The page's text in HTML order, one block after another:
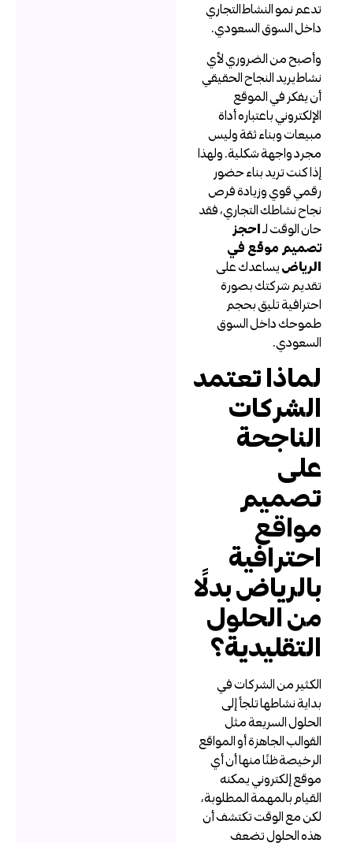
تدعم نمو النشاط التجاري
داخل السوق السعودي.
وأصبح من الضروري لأي
نشاط يريد النجاح الحقيقي
أن يفكر في الموقع
الإلكتروني باعتباره أداة
مبيعات وبناء ثقة وليس
مجرد واجهة شكلية. ولهذا
إذا كنت تريد بناء حضور
رقمي قوي وزيادة فرص
نجاح نشاطك التجاري، فقد
حان الوقت لـاحجز
تصميم موقع في
الرياضيساعدك على
تقديم شركتك بصورة
احترافية تليق بحجم
طموحك داخل السوق
السعودي.
لماذا تعتمد
الشركات
الناجحة
على
تصميم
مواقع
احترافية
بالرياض بدلًا
من الحلول
التقليدية؟
الكثير من الشركات في
بداية نشاطها تلجأ إلى
الحلول السريعة مثل
القوالب الجاهزة أو المواقع
الرخيصة ظنًا منها أن أي
موقع إلكتروني يمكنه
القيام بالمهمة المطلوبة،
لكن مع الوقت تكتشف أن
هذه الحلول تضعف